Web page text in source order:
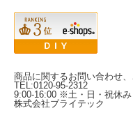
商品に関するお問い合わせ、
TEL:0120-95-2312
9:00-16:00 ※土・日・祝休み
株式会社ブライテック